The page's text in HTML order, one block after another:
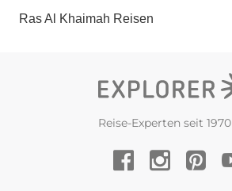
Ras Al Khaimah Reisen
Reise-Experten seit 1970